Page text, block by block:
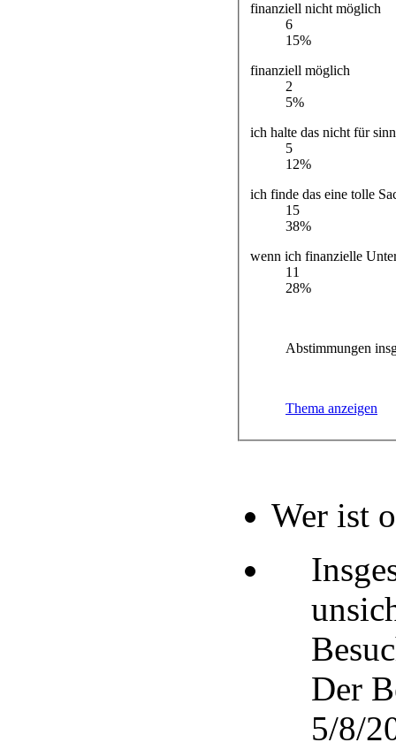
finanziell nicht möglich
6
15%
finanziell möglich
2
5%
ich halte das nicht für
5
12%
ich finde das eine tolle
15
38%
wenn ich finanzielle
11
28%
Abstimmungen
Thema anzeigen
Wer ist
Der
5/8/